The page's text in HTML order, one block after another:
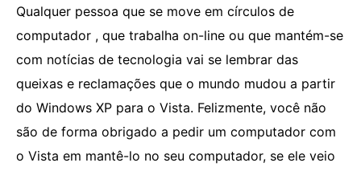
Qualquer pessoa que se move em círculos de
computador , que trabalha on-line ou que mantém-se
com notícias de tecnologia vai se lembrar das
queixas e reclamações que o mundo mudou a partir
do Windows XP para o Vista. Felizmente, você não
são de forma obrigado a pedir um computador com
o Vista em mantê-lo no seu computador, se ele veio